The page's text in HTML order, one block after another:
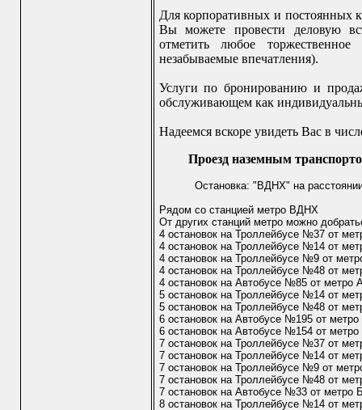
Для корпоративных и постоянных
Вы можете провести деловую
отметить любое
незабываемые впечатления).
Услуги по бронированию и
обслуживающем как
Надеемся вскоре увидеть Вас в
Проезд наземным
Остановка: "ВДНХ" на
Рядом со станцией метро ВДНХ
От других станций метро можно
4 остановок на Троллейбусе №37 от
4 остановок на Троллейбусе №14 от
4 остановок на Троллейбусе №9 от
4 остановок на Троллейбусе №48 от
4 остановок на Автобусе №85 от метро
5 остановок на Троллейбусе №14 от
5 остановок на Троллейбусе №48 от
6 остановок на Автобусе №195 от
6 остановок на Автобусе №154 от
7 остановок на Троллейбусе №37 от
7 остановок на Троллейбусе №14 от
7 остановок на Троллейбусе №9 от
7 остановок на Троллейбусе №48 от
7 остановок на Автобусе №33 от метро
8 остановок на Троллейбусе №14 от